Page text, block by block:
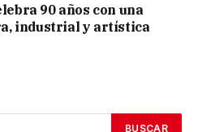
90 años con una
industrial y artística